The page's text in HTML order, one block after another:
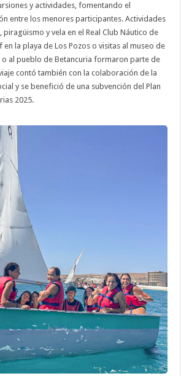
y actividades, fomentando el
entre los menores participantes. Actividades
piragüismo y vela en el Real Club Náutico de
en la playa de Los Pozos o visitas al museo de
o al pueblo de Betancuria formaron parte de
contó también con la colaboración de la
y se benefició de una subvención del Plan
2025.